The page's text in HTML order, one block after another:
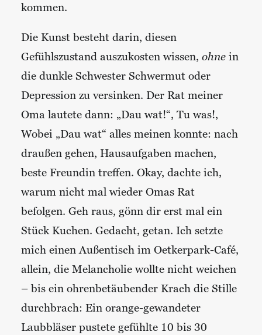
kommen.
Die Kunst besteht darin, diesen
Gefühlszustand auszukosten wissen, ohne in
die dunkle Schwester Schwermut oder
Depression zu versinken. Der Rat meiner
Oma lautete dann: „Dau wat!“, Tu was!,
Wobei „Dau wat“ alles meinen konnte: nach
draußen gehen, Hausaufgaben machen,
beste Freundin treffen. Okay, dachte ich,
warum nicht mal wieder Omas Rat
befolgen. Geh raus, gönn dir erst mal ein
Stück Kuchen. Gedacht, getan. Ich setzte
mich einen Außentisch im Oetkerpark-Café,
allein, die Melancholie wollte nicht weichen
– bis ein ohrenbetäubender Krach die Stille
durchbrach: Ein orange-gewandeter
Laubbläser pustete gefühlte 10 bis 30